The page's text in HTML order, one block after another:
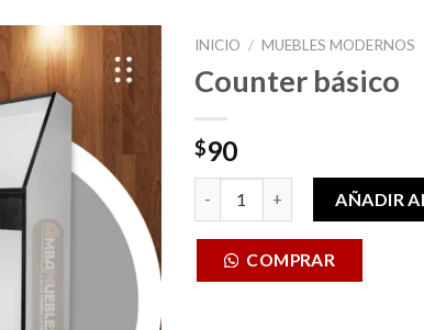
Añadir
a la
deseos
INICIO / MUEBLES MODERNOS
Counter básico
$90
Counter básico cantidadAÑADIR
COMPRAR